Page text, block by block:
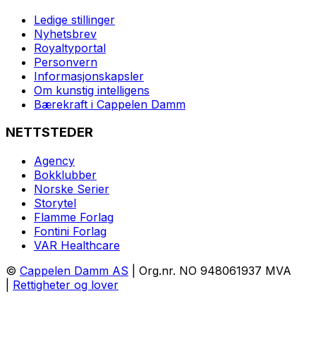
Ledige stillinger
Nyhetsbrev
Royaltyportal
Personvern
Informasjonskapsler
Om kunstig intelligens
Bærekraft i Cappelen Damm
NETTSTEDER
Agency
Bokklubber
Norske Serier
Storytel
Flamme Forlag
Fontini Forlag
VAR Healthcare
© Cappelen Damm AS | Org.nr. NO 948061937 MVA
Rettigheter og lover